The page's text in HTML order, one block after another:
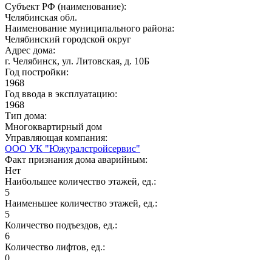
Субъект РФ (наименование):
Челябинская обл.
Наименование муниципального района:
Челябинский городской округ
Адрес дома:
г. Челябинск, ул. Литовская, д. 10Б
Год постройки:
1968
Год ввода в эксплуатацию:
1968
Тип дома:
Многоквартирный дом
Управляющая компания:
ООО УК "Южуралстройсервис"
Факт признания дома аварийным:
Нет
Наибольшее количество этажей, ед.:
5
Наименьшее количество этажей, ед.:
5
Количество подъездов, ед.:
6
Количество лифтов, ед.:
0